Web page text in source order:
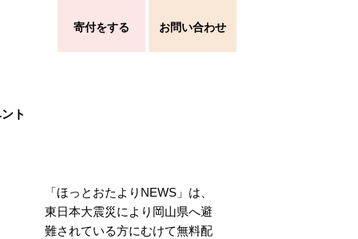
寄付をする お問い合わせ
ト
「ほっとおたよりNEWS」は、
東日本大震災により岡山県へ避
難されている方にむけて無料配